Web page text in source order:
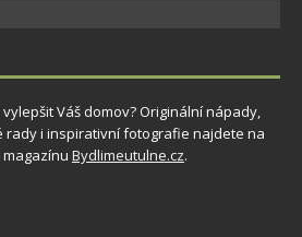
Váš domov? Originální nápady,
rady i inspirativní fotografie najdete na
Bydlimeutulne.cz.